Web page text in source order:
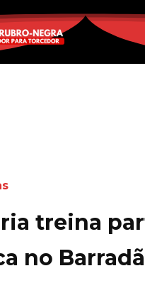
treina
no